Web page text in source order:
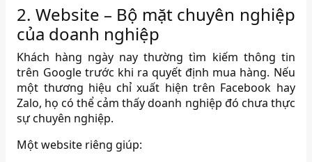
2. Website – Bộ mặt chuyên nghiệp
của doanh nghiệp
Khách hàng ngày nay thường tìm kiếm thông tin
trên Google trước khi ra quyết định mua hàng. Nếu
một thương hiệu chỉ xuất hiện trên Facebook hay
Zalo, họ có thể cảm thấy doanh nghiệp đó chưa thực
sự chuyên nghiệp.
Một website riêng giúp: